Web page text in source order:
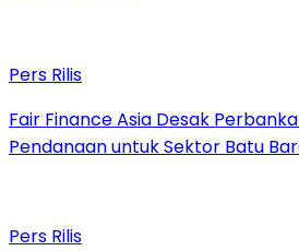
Pers Rilis
Fair Finance Asia Desak
Pendanaan untuk Sektor Batu
Pers Rilis